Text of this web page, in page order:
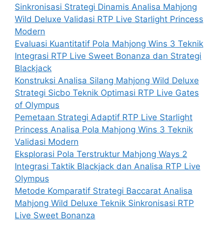
Sinkronisasi Strategi Dinamis Analisa Mahjong
Wild Deluxe Validasi RTP Live Starlight Princess
Modern
Evaluasi Kuantitatif Pola Mahjong Wins 3 Teknik
Integrasi RTP Live Sweet Bonanza dan Strategi
Blackjack
Konstruksi Analisa Silang Mahjong Wild Deluxe
Strategi Sicbo Teknik Optimasi RTP Live Gates
of Olympus
Pemetaan Strategi Adaptif RTP Live Starlight
Princess Analisa Pola Mahjong Wins 3 Teknik
Validasi Modern
Eksplorasi Pola Terstruktur Mahjong Ways 2
Integrasi Taktik Blackjack dan Analisa RTP Live
Olympus
Metode Komparatif Strategi Baccarat Analisa
Mahjong Wild Deluxe Teknik Sinkronisasi RTP
Live Sweet Bonanza